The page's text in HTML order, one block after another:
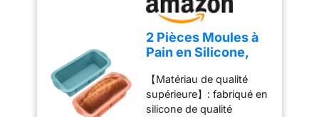
2 Pièces Moules à
Pain en Silicone,
Moules
Rectangulaire
Antiadhésif pour
【Matériau de qualité
supérieure】: fabriqué en
silicone de qualité